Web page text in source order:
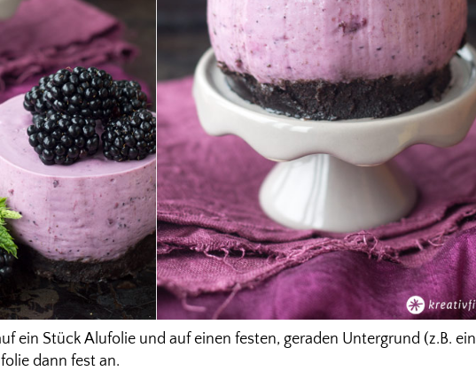
ein Stück Alufolie und auf einen festen, geraden Untergrund (z.B. ein
dann fest an.